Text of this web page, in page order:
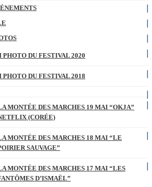
PHOTO DU FESTIVAL 2020
PHOTO DU FESTIVAL 2018
MONTÉE DES MARCHES 19 MAI “OKJA”
(CORÉE)
MONTÉE DES MARCHES 18 MAI “LE
SAUVAGE”
MONTÉE DES MARCHES 17 MAI “LES
D’ISMAËL”